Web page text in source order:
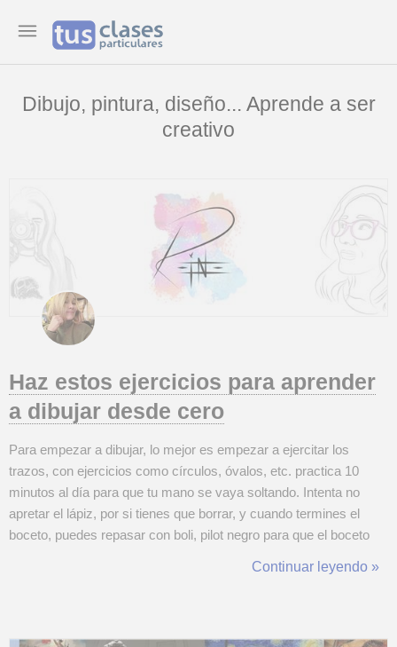
Dibujo, pintura, diseño... Aprende a ser
creativo
Haz estos ejercicios para aprender
a dibujar desde cero
Para empezar a dibujar, lo mejor es empezar a ejercitar los
trazos, con ejercicios como círculos, óvalos, etc. practica 10
minutos al día para que tu mano se vaya soltando. Intenta no
apretar el lápiz, por si tienes que borrar, y cuando termines el
boceto, puedes repasar con boli, pilot negro para que el boceto
formas y figuras geométricas básicas, trazos con líneas
Continuar leyendo »